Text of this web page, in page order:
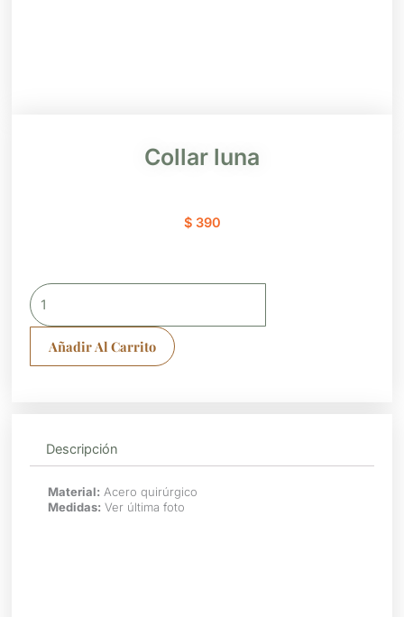
Collar luna
$390
Collar
luna
Añadir Al Carrito
Descripción
Material: Acero quirúrgico
Medidas: Ver última foto